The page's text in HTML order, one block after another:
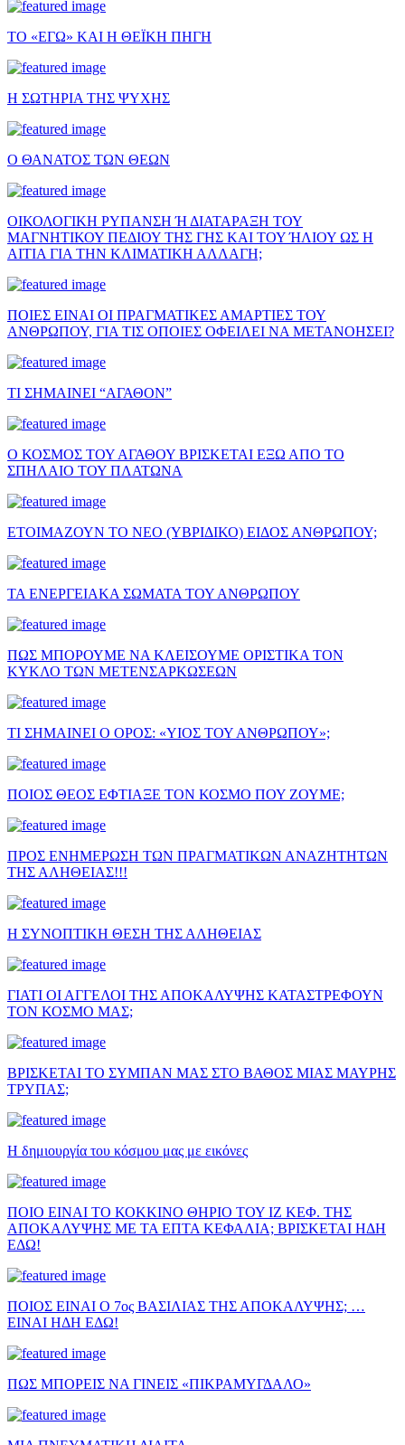
ΤΟ «ΕΓΩ» ΚΑΙ Η ΘΕΪΚΗ ΠΗΓΗ
Η ΣΩΤΗΡΙΑ ΤΗΣ ΨΥΧΗΣ
Ο ΘΑΝΑΤΟΣ ΤΩΝ ΘΕΩΝ
ΟΙΚΟΛΟΓΙΚΗ ΡΥΠΑΝΣΗ Ή ΔΙΑΤΑΡΑΞΗ ΤΟΥ
ΜΑΓΝΗΤΙΚΟΥ ΠΕΔΙΟΥ ΤΗΣ ΓΗΣ ΚΑΙ ΤΟΥ ΉΛΙΟΥ ΩΣ Η
ΑΙΤΙΑ ΓΙΑ ΤΗΝ ΚΛΙΜΑΤΙΚΗ ΑΛΛΑΓΗ;
ΠΟΙΕΣ ΕΙΝΑΙ ΟΙ ΠΡΑΓΜΑΤΙΚΕΣ ΑΜΑΡΤΙΕΣ ΤΟΥ
ΑΝΘΡΩΠΟΥ, ΓΙΑ ΤΙΣ ΟΠΟΙΕΣ ΟΦΕΙΛΕΙ ΝΑ ΜΕΤΑΝΟΗΣΕΙ?
ΤΙ ΣΗΜΑΙΝΕΙ “ΑΓΑΘΟΝ”
Ο ΚΟΣΜΟΣ ΤΟΥ ΑΓΑΘΟΥ ΒΡΙΣΚΕΤΑΙ ΕΞΩ ΑΠΟ ΤΟ
ΣΠΗΛΑΙΟ ΤΟΥ ΠΛΑΤΩΝΑ
ΕΤΟΙΜΑΖΟΥΝ ΤΟ ΝΕΟ (ΥΒΡΙΔΙΚΟ) ΕΙΔΟΣ ΑΝΘΡΩΠΟΥ;
ΤΑ ΕΝΕΡΓΕΙΑΚΑ ΣΩΜΑΤΑ ΤΟΥ ΑΝΘΡΩΠΟΥ
ΠΩΣ ΜΠΟΡΟΥΜΕ ΝΑ ΚΛΕΙΣΟΥΜΕ ΟΡΙΣΤΙΚΑ ΤΟΝ
ΚΥΚΛΟ ΤΩΝ ΜΕΤΕΝΣΑΡΚΩΣΕΩΝ
ΤΙ ΣΗΜΑΙΝΕΙ Ο ΟΡΟΣ: «ΥΙΟΣ ΤΟΥ ΑΝΘΡΩΠΟΥ»;
ΠΟΙΟΣ ΘΕΟΣ ΕΦΤΙΑΞΕ ΤΟΝ ΚΟΣΜΟ ΠΟΥ ΖΟΥΜΕ;
ΠΡΟΣ ΕΝΗΜΕΡΩΣΗ ΤΩΝ ΠΡΑΓΜΑΤΙΚΩΝ ΑΝΑΖΗΤΗΤΩΝ
ΤΗΣ ΑΛΗΘΕΙΑΣ!!!
Η ΣΥΝΟΠΤΙΚΗ ΘΕΣΗ ΤΗΣ ΑΛΗΘΕΙΑΣ
ΓΙΑΤΙ ΟΙ ΑΓΓΕΛΟΙ ΤΗΣ ΑΠΟΚΑΛΥΨΗΣ ΚΑΤΑΣΤΡΕΦΟΥΝ
ΤΟΝ ΚΟΣΜΟ ΜΑΣ;
ΒΡΙΣΚΕΤΑΙ ΤΟ ΣΥΜΠΑΝ ΜΑΣ ΣΤΟ ΒΑΘΟΣ ΜΙΑΣ ΜΑΥΡΗΣ
ΤΡΥΠΑΣ;
Η δημιουργία του κόσμου μας με εικόνες
ΠΟΙΟ ΕΙΝΑΙ ΤΟ ΚΟΚΚΙΝΟ ΘΗΡΙΟ ΤΟΥ ΙΖ ΚΕΦ. ΤΗΣ
ΑΠΟΚΑΛΥΨΗΣ ΜΕ ΤΑ ΕΠΤΑ ΚΕΦΑΛΙΑ; ΒΡΙΣΚΕΤΑΙ ΗΔΗ
ΕΔΩ!
ΠΟΙΟΣ ΕΙΝΑΙ Ο 7ος ΒΑΣΙΛΙΑΣ ΤΗΣ ΑΠΟΚΑΛΥΨΗΣ; …
ΕΙΝΑΙ ΗΔΗ ΕΔΩ!
ΠΩΣ ΜΠΟΡΕΙΣ ΝΑ ΓΙΝΕΙΣ «ΠΙΚΡΑΜΥΓΔΑΛΟ»